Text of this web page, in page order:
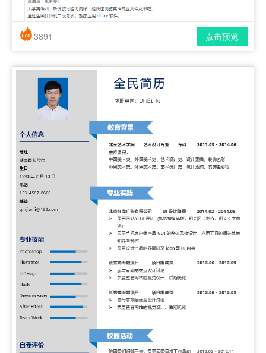
简历风格： 简洁 / 时尚 / 应届生
点击预览
3891